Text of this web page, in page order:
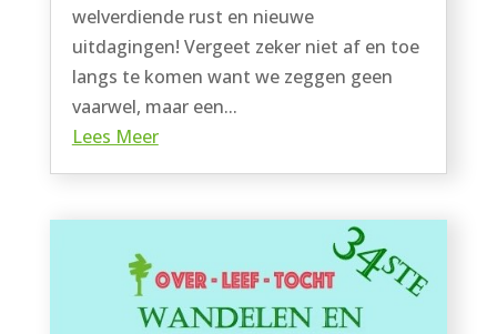
welverdiende rust en nieuwe
uitdagingen! Vergeet zeker niet af en toe
langs te komen want we zeggen geen
vaarwel, maar een...
Lees Meer